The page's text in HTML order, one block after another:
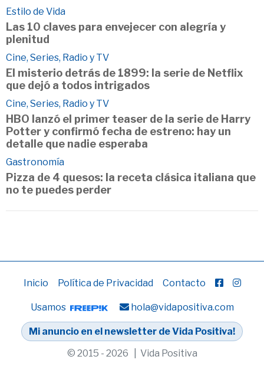
Estilo de Vida
Las 10 claves para envejecer con alegría y
plenitud
Cine, Series, Radio y TV
El misterio detrás de 1899: la serie de Netflix
que dejó a todos intrigados
Cine, Series, Radio y TV
HBO lanzó el primer teaser de la serie de Harry
Potter y confirmó fecha de estreno: hay un
detalle que nadie esperaba
Gastronomía
Pizza de 4 quesos: la receta clásica italiana que
no te puedes perder
Inicio Política de Privacidad Contacto
Usamos hola@vidapositiva.com
Mi anuncio en el newsletter de Vida Positiva!
© 2015 - 2026 | Vida Positiva